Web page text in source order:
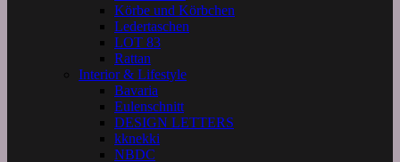
Körbe und Körbchen
Ledertaschen
LOT 83
Rattan
Interior & Lifestyle
Bavaria
Eulenschnitt
DESIGN LETTERS
kknekki
NBDC